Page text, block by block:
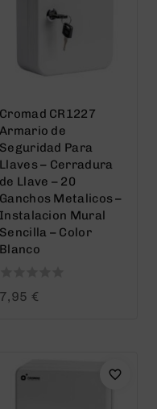
Cromad CR1227
Armario de
Seguridad Para
Llaves – Cerradura
de Llave – 20
Ganchos Metalicos –
Instalacion Mural
Sencilla – Color
Blanco
0
7,95 €